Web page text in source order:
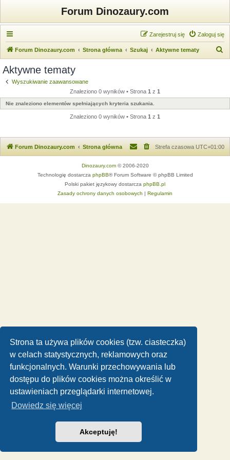
Strona ta używa plików cookies (tzw. ciasteczka)
w celach statystycznych, reklamowych oraz
funkcjonalnych. Warunki przechowywania lub
dostępu do plików cookies można określić w
ustawieniach przeglądarki internetowej.
Dowiedz się więcej
Akceptuję!
Forum Dinozaury.com
Zaloguj się
Zarejestruj się
Forum Dinozaury.com Strona główna Szukaj Aktywne tematy
a
j
Aktywne tematy
Wyszukiwanie zaawansowane
Znaleziono 0 wyników • Strona 1 z 1
Nie znaleziono elementów spełniających kryteria szukania.
Znaleziono 0 wyników • Strona 1 z 1
Forum Dinozaury.com Strona główna Strefa czasowa UTC+01:00
Dinozaury.com© 2006-2020
Technologię dostarcza phpBB® Forum Software © phpBB Limited
Polski pakiet językowy dostarcza phpBB.pl
Zasady ochrony danych osobowych | Regulamin